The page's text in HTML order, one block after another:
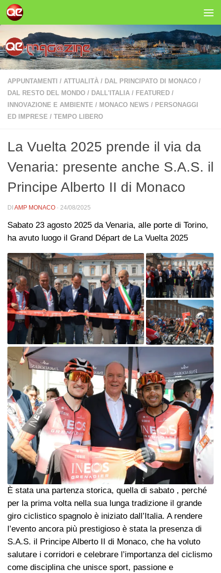
Salta al contenuto
APPUNTAMENTI / ATTUALITÀ / DAL PRINCIPATO DI MONACO /
DAL RESTO DEL MONDO / DALL'ITALIA / FEATURED /
INNOVAZIONE E AMBIENTE / MONACO NEWS / PERSONAGGI
ED IMPRESE / TEMPO LIBERO
La Vuelta 2025 prende il via da
Venaria: presente anche S.A.S. il
Principe Alberto II di Monaco
DI AMP MONACO · 24/08/2025
Sabato 23 agosto 2025 da Venaria, alle porte di Torino,
ha avuto luogo il Grand Départ de La Vuelta 2025
È stata una partenza storica, quella di sabato , perché
per la prima volta nella sua lunga tradizione il grande
giro ciclistico spagnolo è iniziato dall’Italia. A rendere
l’evento ancora più prestigioso è stata la presenza di
S.A.S. il Principe Alberto II di Monaco, che ha voluto
salutare i corridori e celebrare l’importanza del ciclismo
come disciplina che unisce sport, passione e